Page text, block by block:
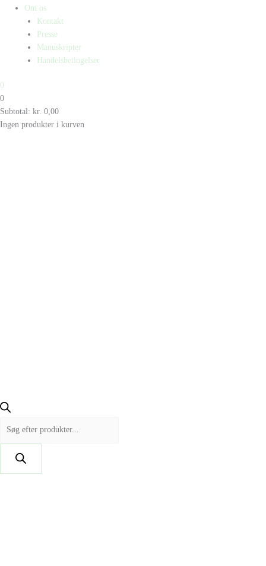
Om os
Kontakt
Presse
Manuskripter
Handelsbetingelser
0
0
Subtotal: kr. 0,00
Ingen produkter i kurven